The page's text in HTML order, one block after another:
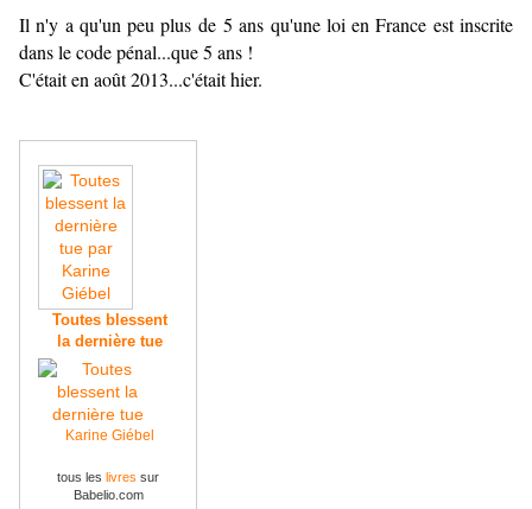
Il n'y a qu'un peu plus de 5 ans qu'une loi en France est inscrite
dans le code pénal...que 5 ans !
C'était en août 2013...c'était hier.
Toutes blessent
la dernière tue
Karine Giébel
tous les livres sur
Babelio.com